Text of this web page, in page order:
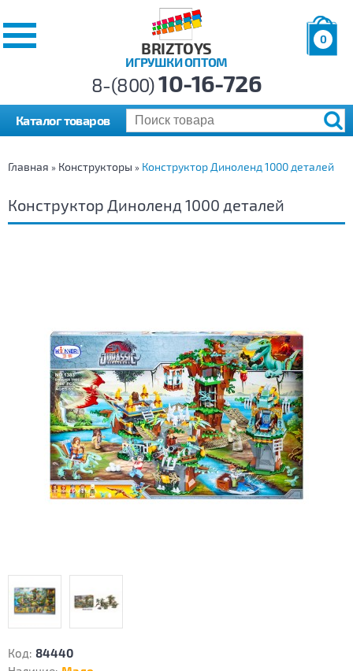
BRIZTOYS
ИГРУШКИ ОПТОМ
0
р.
8-(800)10-16-726
Каталог товаров
Главная » Конструкторы » Конструктор Диноленд 1000 деталей
Конструктор Диноленд 1000 деталей
Код: 84440